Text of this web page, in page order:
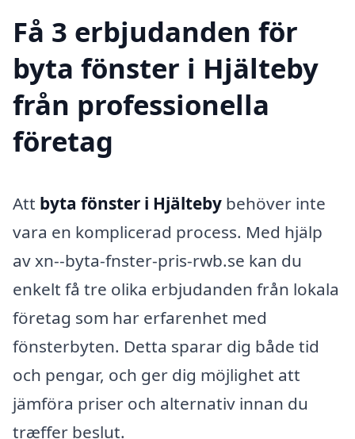
Få 3 erbjudanden för
byta fönster i Hjälteby
från professionella
företag
Att byta fönster i Hjälteby behöver inte
vara en komplicerad process. Med hjälp
av xn--byta-fnster-pris-rwb.se kan du
enkelt få tre olika erbjudanden från lokala
företag som har erfarenhet med
fönsterbyten. Detta sparar dig både tid
och pengar, och ger dig möjlighet att
jämföra priser och alternativ innan du
træffer beslut.